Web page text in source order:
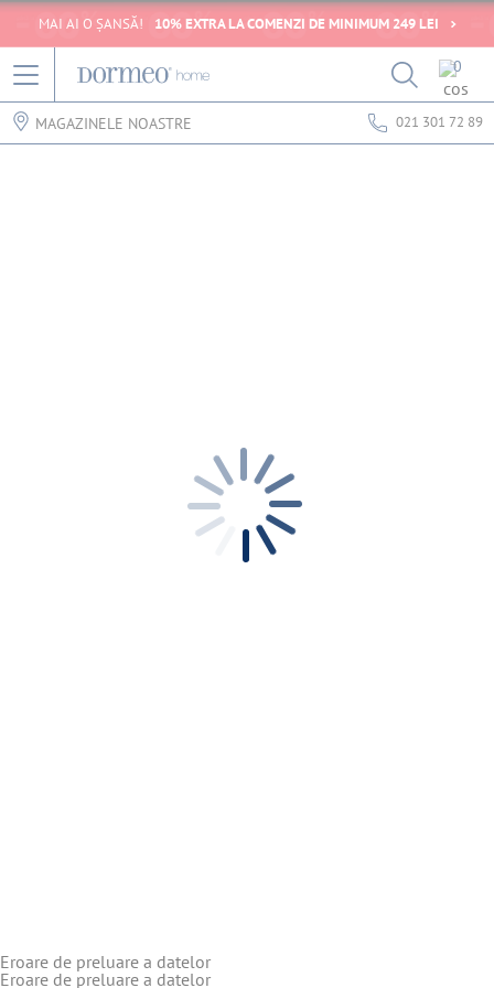
MAI AI O ȘANSĂ! 10% EXTRA LA COMENZI DE MINIMUM 249 LEI
0
MAGAZINELE NOASTRE 021 301 72 89
Eroare de preluare a datelor
Eroare de preluare a datelor